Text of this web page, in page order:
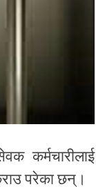
कर्मचारीलाई
परेका छन्।